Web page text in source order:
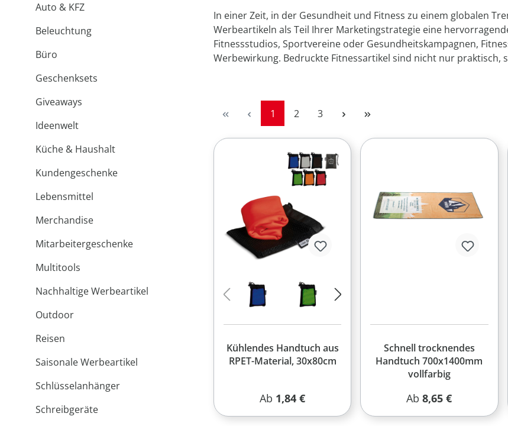
In einer Zeit, in der Gesundheit und Fitness zu einem globalen
Werbeartikeln als Teil Ihrer Marketingstrategie eine
Fitnessstudios, Sportvereine oder Gesundheitskampagnen,
Werbewirkung. Bedruckte Fitnessartikel sind nicht nur
Seite
1 Seite
2 Seite
3
Kühlendes Handtuch aus
RPET-Material, 30x80cm
Regulärer Preis:
Ab 1,84 €
Schnell trocknendes
Handtuch 700x1400mm
vollfarbig
Regulärer Preis:
Ab8,65 €
Auto & KFZ
Beleuchtung
Büro
Geschenksets
Giveaways
Ideenwelt
Küche & Haushalt
Kundengeschenke
Lebensmittel
Merchandise
Mitarbeitergeschenke
Multitools
Nachhaltige Werbeartikel
Outdoor
Reisen
Saisonale Werbeartikel
Schlüsselanhänger
Schreibgeräte